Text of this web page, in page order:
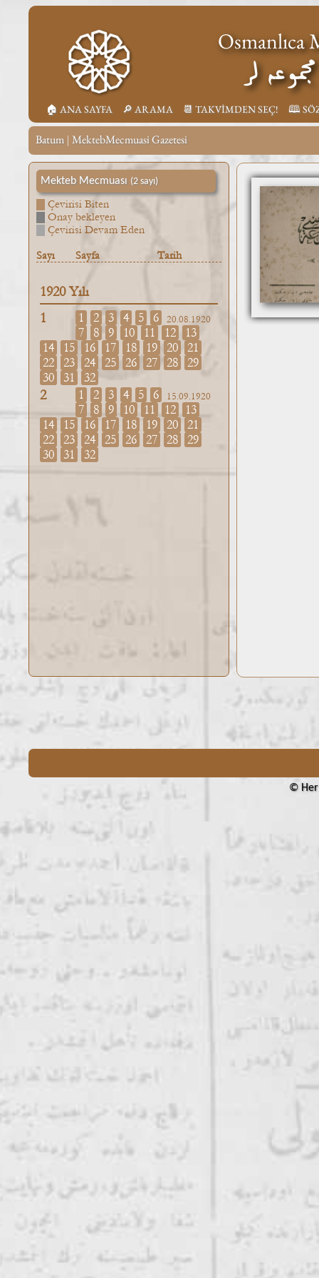
Osmanlıca
لر
🏠︎ ANA SAYFA 🔎︎ ARAMA 📆︎ TAKVİMDEN SEÇ! 🕮
Batum | MektebMecmuasi Gazetesi
Mekteb Mecmuası (2 sayı)
Çevirisi Biten
Onay bekleyen
Çevirisi Devam Eden
Sayı
Sayfa Tarih
1920 Yılı
1
20.08.1920
1 2 3 4 5
6
7
8 9 10 11 12
13
14
15 16 17 18 19 20
21
22
23 24 25 26 27 28
29
30
31 32
2 15.09.1920
1 2 3 4 5
6
7
8 9 10 11 12
13
14
15 16 17 18 19 20
21
22
23 24 25 26 27 28
29
30
31 32
© Her